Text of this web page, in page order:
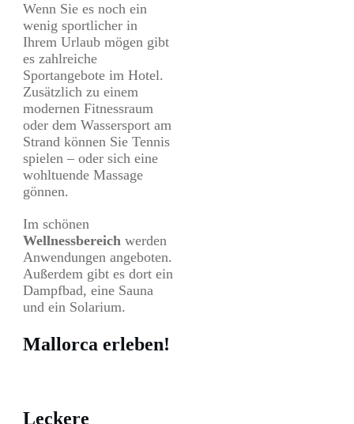
Wenn Sie es noch ein
wenig sportlicher in
Ihrem Urlaub mögen gibt
es zahlreiche
Sportangebote im Hotel.
Zusätzlich zu einem
modernen Fitnessraum
oder dem Wassersport am
Strand können Sie Tennis
spielen – oder sich eine
wohltuende Massage
gönnen.
Im schönen
Wellnessbereich werden
Anwendungen angeboten.
Außerdem gibt es dort ein
Dampfbad, eine Sauna
und ein Solarium.
Mallorca erleben!
Leckere